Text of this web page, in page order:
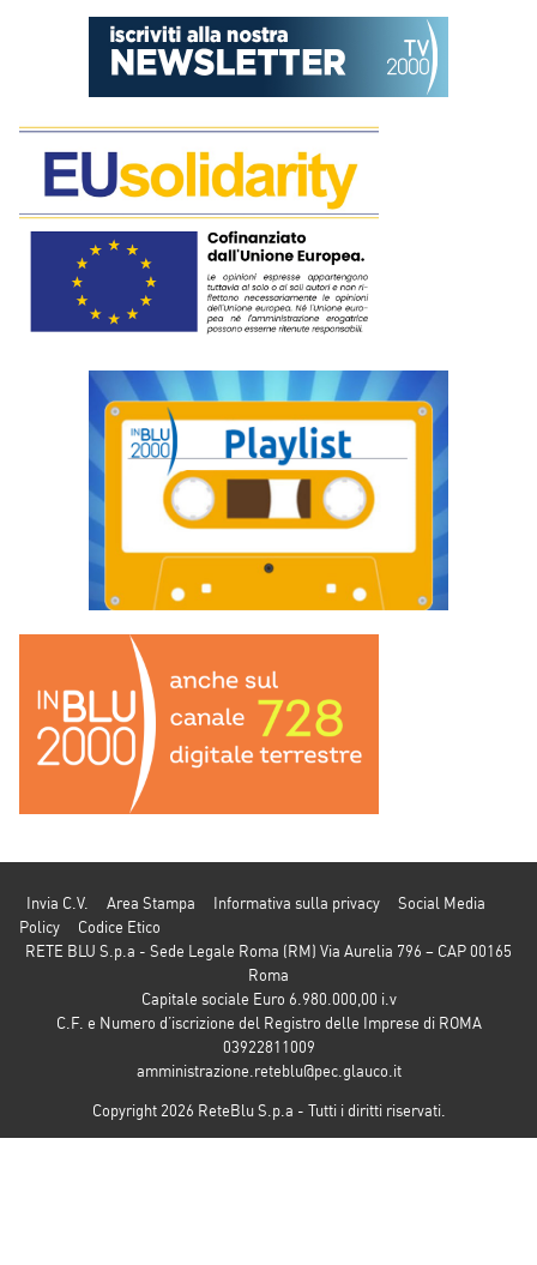
Invia C.V. Area Stampa Informativa sulla privacy
Social Media
Policy
Codice Etico
RETE BLU S.p.a - Sede Legale Roma (RM) Via Aurelia 796 – CAP 00165
Roma
Capitale sociale Euro 6.980.000,00 i.v
C.F. e Numero d’iscrizione del Registro delle Imprese di ROMA
03922811009
amministrazione.reteblu@pec.glauco.it
Copyright 2026 ReteBlu S.p.a - Tutti i diritti riservati.